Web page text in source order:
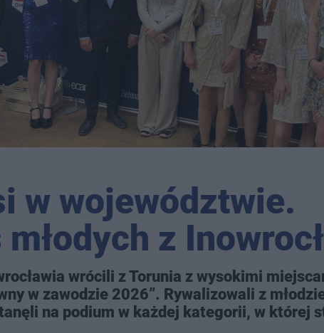
w województwie.
z
wrócili z Torunia z wysokimi
w zawodzie 2026”. Rywalizowali z
na podium w każdej kategorii, w której